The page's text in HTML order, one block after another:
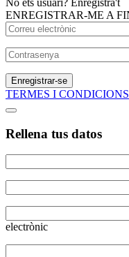
No ets usuari? Enregistra't
ENREGISTRAR-ME A
Enregistrar-se
TERMES I CONDICIONS
Rellena tus datos
electrònic